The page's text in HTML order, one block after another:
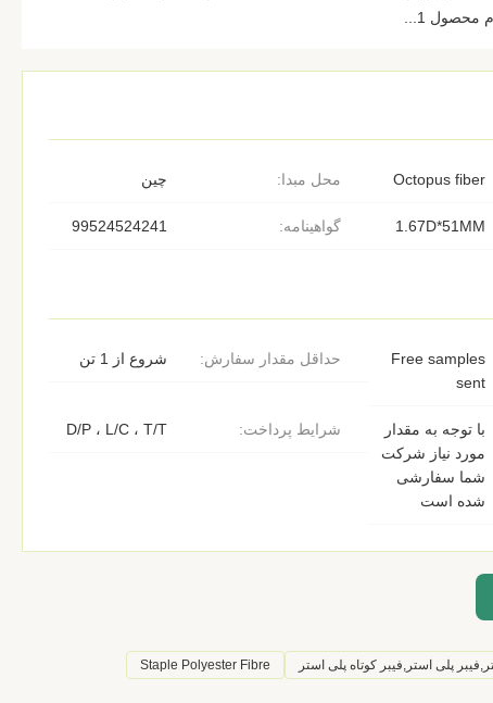
1...
محل مبدا: چین Octopus fiber
گواهینامه: 99524524241 1.67D*51MM
حداقل مقدار سفارش: شروع از 1 تن
Free samples
sent
شرایط پرداخت: D/P ، L/C ، T/T
با توجه به مقدار
مورد نیاز شرکت
شما سفارشی
شده است
پلی استر,فیبر کوتاه پلی استر
Staple Polyester Fibre